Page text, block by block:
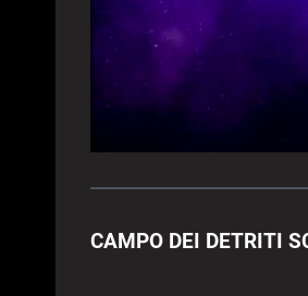
CAMPO DEI DETRITI